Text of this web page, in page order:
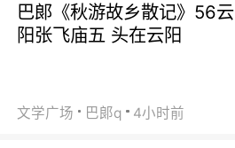
巴郞《秋游故乡散记》56云
阳张飞庙五 头在云阳
文学广场 巴郞q 4小时前